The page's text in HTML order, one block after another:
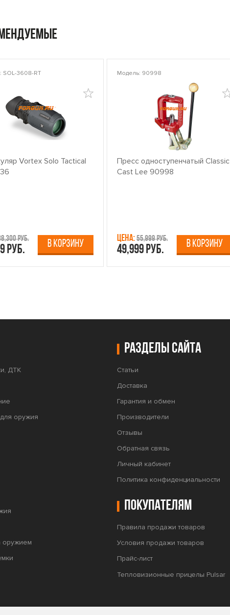
SOL-3608-RT
Vortex Solo Tactical
руб.
руб. В КОРЗИНУ
Модель: 90998
Пресс одноступенчатый Classic
Cast Lee 90998
Цена: 55,999 руб.
49,999 руб. В КОРЗИНУ
ДТК
оружия
оружием
Разделы сайта
Статьи
Доставка
Гарантия и обмен
Производители
Отзывы
Обратная связь
Личный кабинет
Политика конфиденциальности
Покупателям
Правила продажи товаров
Условия продажи товаров
Прайс-лист
Тепловизионные прицелы Pulsar